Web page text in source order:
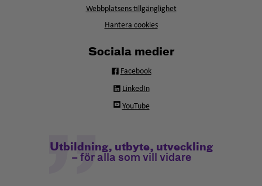
fönster
Webbplatsens tillgänglighet
Hantera cookies
Sociala medier
Facebook
LinkedIn
YouTube
Utbildning, utbyte, utveckling
– för alla som vill vidare